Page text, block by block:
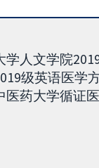
人文学院
级英语医
药大学循证